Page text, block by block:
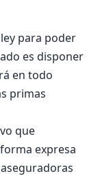
para poder
es disponer
en todo
primas
que
expresa